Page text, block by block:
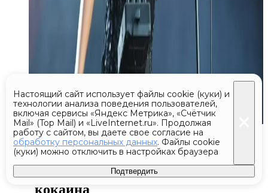
Сегодня 01:42
Полиция Испании и Эквадора
конфисковала более 21 тонны
кокаина
Настоящий сайт использует файлы cookie (куки) и
технологии анализа поведения пользователей,
включая сервисы «Яндекс Метрика», «Счётчик
Mail» (Top Mail) и «LiveInternet.ru». Продолжая
работу с сайтом, вы даете свое согласие на
обработку персональных данных. Файлы cookie
(куки) можно отключить в настройках браузера
Подтвердить